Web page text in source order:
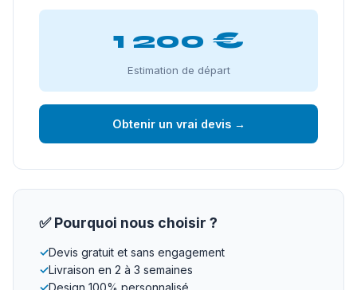
1 200 €
Estimation de départ
Obtenir un vrai devis →
✅ Pourquoi nous choisir ?
✓Devis gratuit et sans engagement
✓Livraison en 2 à 3 semaines
✓Design 100% personnalisé